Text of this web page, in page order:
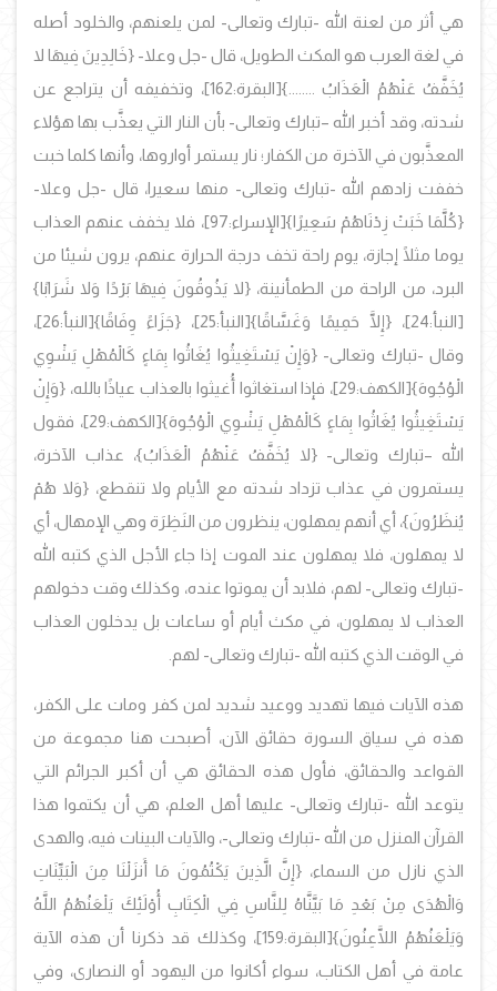
هي أثر من لعنة الله -تبارك وتعالى- لمن يلعنهم، والخلود أصله
في لغة العرب هو المكث الطويل، قال -جل وعلا- {خَالِدِينَ فِيهَا لا
يُخَفَّفُ عَنْهُمُ الْعَذَابُ ........}
[البقرة:162]، وتخفيفه أن يتراجع عن
شدته، وقد أخبر الله –تبارك وتعالى- بأن النار التي يعذَّب بها هؤلاء
المعذَّبون في الآخرة من الكفار؛ نار يستمر أواروها، وأنها كلما خبت
خففت زادهم الله -تبارك وتعالى- منها سعيرا، قال -جل وعلا-
{كُلَّمَا خَبَتْ زِدْنَاهُمْ سَعِيرًا}[الإسراء:97]
، فلا يخفف عنهم العذاب
يوما مثلًا إجازة، يوم راحة تخف درجة الحرارة عنهم، يرون شيئا من
البرد، من الراحة من الطمأنينة، {لا يَذُوقُونَ فِيهَا بَرْدًا وَلا شَرَابًا}
[النبأ:24]،
{إِلَّا حَمِيمًا وَغَسَّاقًا}[النبأ:25]، {جَزَاءً وِفَاقًا}
[النبأ:26]،
وقال -تبارك وتعالى-{وَإِنْ يَسْتَغِيثُوا يُغَاثُوا بِمَاءٍ كَالْمُهْلِ يَشْوِي
الْوُجُوهَ}[الكهف:29]، فإذا استغاثوا أُغيثوا بالعذاب عياذًا بالله، {وَإِنْ
يَسْتَغِيثُوا يُغَاثُوا بِمَاءٍ كَالْمُهْلِ يَشْوِي الْوُجُوهَ}[الكهف:29]
، فقول
الله –تبارك وتعالى- {لا يُخَفَّفُ عَنْهُمُ الْعَذَابُ}، عذاب الآخرة،
يستمرون في عذاب تزداد شدته مع الأيام ولا تنقطع، {وَلا هُمْ
يُنظَرُونَ}، أي أنهم يمهلون، ينظرون من النَظِرَة وهي الإمهال، أي
لا يمهلون، فلا يمهلون عند الموت إذا جاء الأجل الذي كتبه الله
-تبارك وتعالى- لهم، فلابد أن يموتوا عنده، وكذلك وقت دخولهم
العذاب لا يمهلون، في مكث أيام أو ساعات بل يدخلون العذاب
في الوقت الذي كتبه الله -تبارك وتعالى- لهم.
هذه الآيات فيها تهديد ووعيد شديد لمن كفر ومات على الكفر،
هذه في سياق السورة حقائق الآن، أصبحت هنا مجموعة من
القواعد والحقائق، فأول هذه الحقائق هي أن أكبر الجرائم التي
يتوعد الله -تبارك وتعالى- عليها أهل العلم، هي أن يكتموا هذا
القرآن المنزل من الله -تبارك وتعالى-، والآيات البينات فيه، والهدى
الذي نازل من السماء، {إِنَّ الَّذِينَ يَكْتُمُونَ مَا أَنزَلْنَا مِنَ الْبَيِّنَاتِ
وَالْهُدَى مِنْ بَعْدِ مَا بَيَّنَّاهُ لِلنَّاسِ فِي الْكِتَابِ أُوْلَئِكَ يَلْعَنُهُمُ اللَّهُ
وَيَلْعَنُهُمُ اللَّاعِنُونَ}
[البقرة:159]، وكذلك قد ذكرنا أن هذه الآية
عامة في أهل الكتاب، سواء أكانوا من اليهود أو النصارى، وفي